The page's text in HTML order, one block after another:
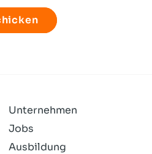
Unternehmen
Jobs
Ausbildung